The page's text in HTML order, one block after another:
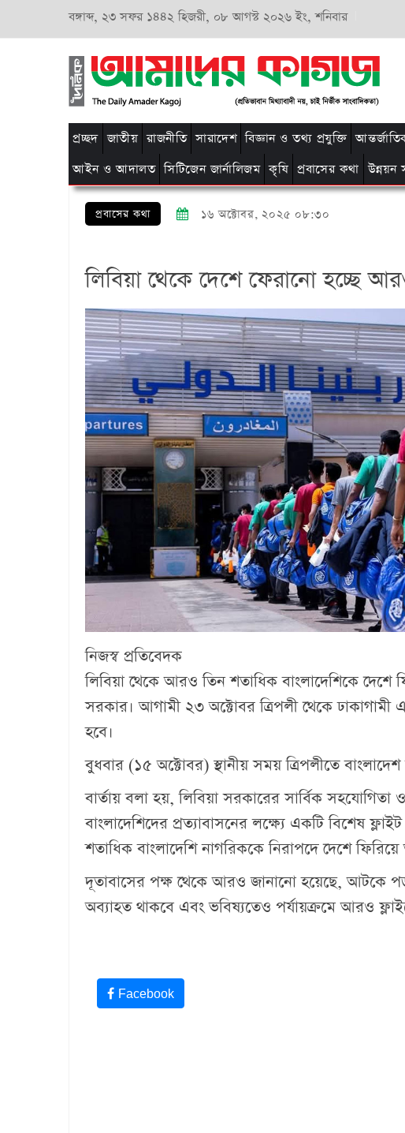
বঙ্গাব্দ, ২৩ সফর ১৪৪২ হিজরী, ০৮ আগস্ট ২০২৬ ইং, শনিবার
প্রচ্ছদ জাতীয় রাজনীতি সারাদেশ বিজ্ঞান ও তথ্য প্রযুক্তি
আইন ও আদালত সিটিজেন জার্নালিজম কৃষি প্রবাসের কথা উন্নয়ন
প্রবাসের কথা ১৬ অক্টোবর, ২০২৫ ০৮:৩০
লিবিয়া থেকে দে‌শে ফেরা‌নো হ‌চ্ছে
নিজস্ব প্রতিবেদক
লিবিয়া থেকে আরও তিন শতাধিক বাংলাদেশিকে দেশে
সরকার। আগামী ২৩ অক্টোবর ত্রিপলী থেকে ঢাকাগামী
হবে।
বুধবার (১৫ অক্টোবর) স্থানীয় সময় ত্রিপলীতে
বার্তায় বলা হয়, লিবিয়া সরকারের সার্বিক
বাংলাদেশিদের প্রত্যাবাসনের লক্ষ্যে একটি বিশেষ
শতাধিক বাংলাদেশি নাগরিককে নিরাপদে দেশে
দূতাবাসের পক্ষ থেকে আরও জানানো হয়েছে, আটকে পড়া
অব্যাহত থাকবে এবং ভবিষ্যতেও পর্যায়ক্রমে আরও
Facebook